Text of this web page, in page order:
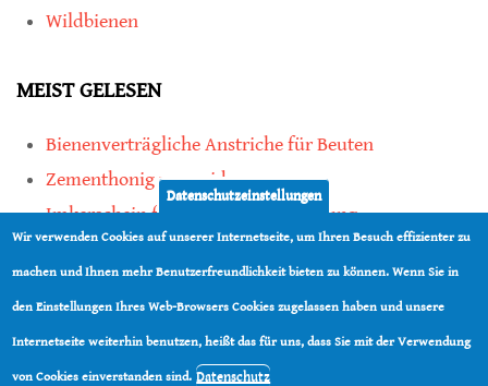
Wildbienen
MEIST GELESEN
Bienenverträgliche Anstriche für Beuten
Zementhonig vermeiden
Imkerschein für Honigbienen-Haltung
Kauf von Mittelwänden ist Vertrauenssache
teilen
Datenschutzeinstellungen
Wir verwenden Cookies auf unserer Internetseite, um Ihren Besuch effizienter zu
machen und Ihnen mehr Benutzerfreundlichkeit bieten zu können. Wenn Sie in
den Einstellungen Ihres Web-Browsers Cookies zugelassen haben und unsere
Internetseite weiterhin benutzen, heißt das für uns, dass Sie mit der Verwendung
von Cookies einverstanden sind. Datenschutz